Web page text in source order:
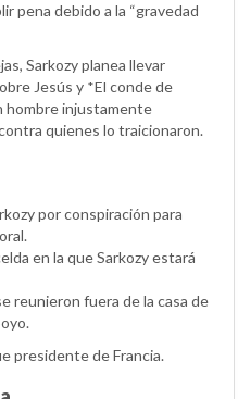
pena debido a la “gravedad
Sarkozy planea llevar
Jesús y *El conde de
hombre injustamente
quienes lo traicionaron.
por conspiración para
en la que Sarkozy estará
reunieron fuera de la casa de
presidente de Francia.